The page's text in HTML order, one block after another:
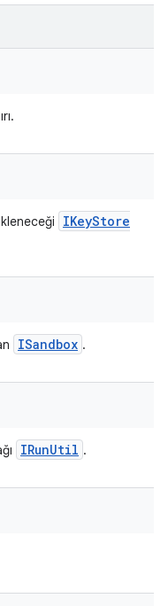
IKeyStore
ISandbox .
IRunUtil .